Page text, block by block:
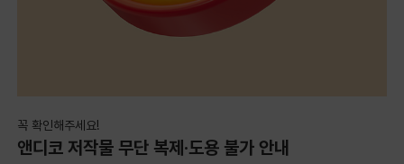
꼭 확인해주세요!
앤디코 저작물 무단 복제·도용 불가 안내